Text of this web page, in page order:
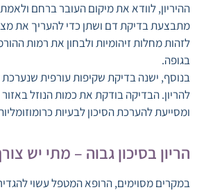
ההיריון, לוודא את מיקום העובר ברחם
מתבצעת בדיקת דם ושתן כדי להעריך את
לזהות מחלות זיהומיות ולבחון את רמות
בגופה.
להריון. הבדיקה בודקת את כמות הנוזל
ומסייעת להערכת הסיכון לבעיות
הריון בסיכון גבוה – מתי יש
במקרים מסוימים, הרופא המטפל עשוי